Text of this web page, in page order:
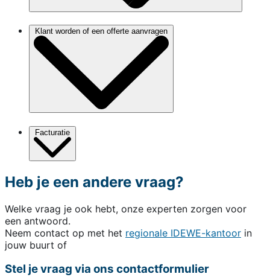
Klant worden of een offerte aanvragen
Facturatie
Heb je een andere vraag?
Welke vraag je ook hebt, onze experten zorgen voor
een antwoord.
Neem contact op met het regionale IDEWE-kantoor in
jouw buurt of
Stel je vraag via ons contactformulier